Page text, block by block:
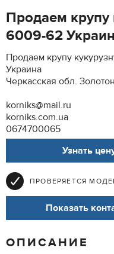
Продаем
6009-62
Продаем крупу
Украина
Черкасская обл.
korniks@mail.ru
korniks.com.ua
0674700065
Узнать
ПРОВЕРЯЕТСЯ
Показать
ОПИСАНИЕ